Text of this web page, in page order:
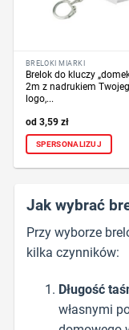
BRELOKI MIARKI
Brelok do kluczy
2m z nadrukiem
logo,...
3,59 zł
SPERSONALIZUJ
Jak wybrać
Przy wyborze
kilka czynników:
Długość
własnymi